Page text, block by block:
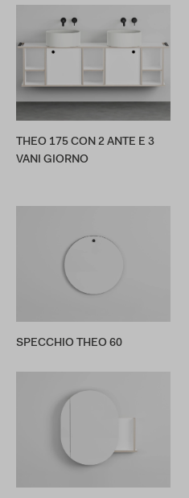
THEO 175 CON 2 ANTE E 3
VANI GIORNO
SPECCHIO THEO 60